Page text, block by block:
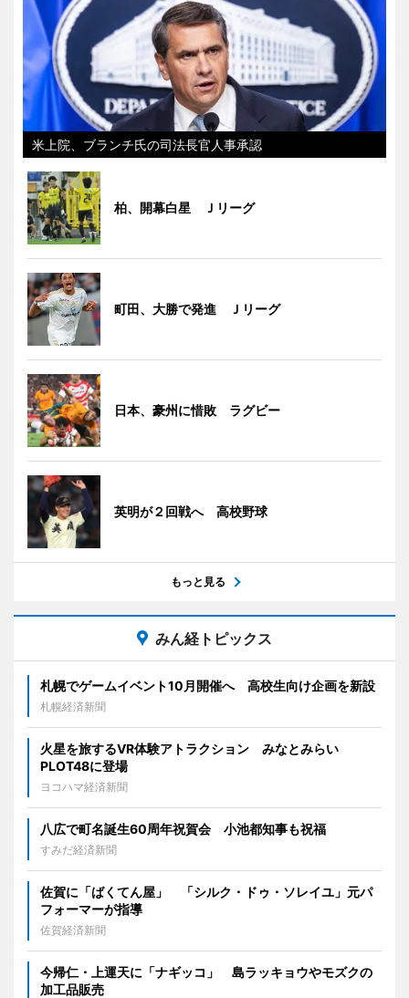
米上院、ブランチ氏の司法長官人事承認
柏、開幕白星 Ｊリーグ
町田、大勝で発進 Ｊリーグ
日本、豪州に惜敗 ラグビー
英明が２回戦へ 高校野球
もっと見る
みん経トピックス
札幌でゲームイベント10月開催へ 高校生向け企画を新設
札幌経済新聞
火星を旅するVR体験アトラクション みなとみらい
PLOT48に登場
ヨコハマ経済新聞
八広で町名誕生60周年祝賀会 小池都知事も祝福
すみだ経済新聞
佐賀に「ばくてん屋」 「シルク・ドゥ・ソレイユ」元パ
フォーマーが指導
佐賀経済新聞
今帰仁・上運天に「ナギッコ」 島ラッキョウやモズクの
加工品販売